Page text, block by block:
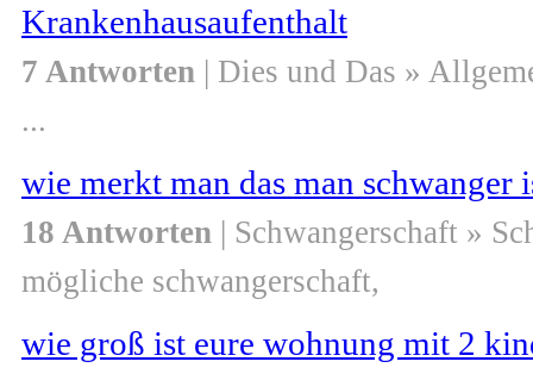
Krankenhausaufenthalt
7 Antworten | Dies und Das »
...
wie merkt man das man
18 Antworten | Schwangerschaft »
mögliche schwangerschaft,
wie groß ist eure wohnung mit 2